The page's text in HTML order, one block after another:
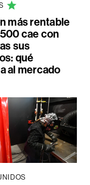
más rentable
cae con
sus
qué
al mercado